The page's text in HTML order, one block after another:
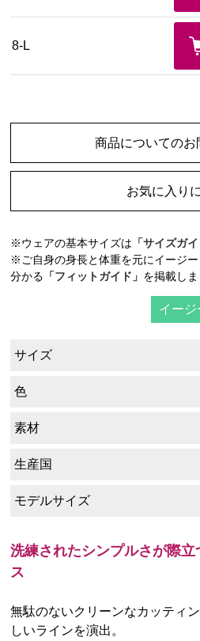
8-L
商品についてのお
お気に入り
※ウェアの基本サイズは 「サイズガイ
※ご自身の身長と体重を元にイージ
分かる 「フィットガイド」 を掲載し
イージ
サイズ
色
素材
生産国
モデルサイズ
洗練されたシンプルさが際
ス
無駄のないクリーンなカッティ
しいラインを演出。